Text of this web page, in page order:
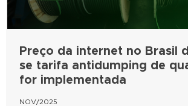
Preço da internet no Brasil
se tarifa antidumping de
for implementada
NOV/2025